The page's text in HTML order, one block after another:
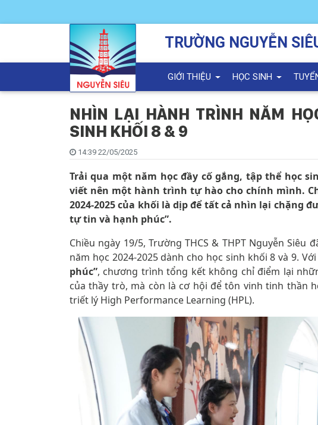
TRƯỜNG NGUYỄN
GIỚI THIỆU HỌC SINH
NHÌN LẠI HÀNH TRÌNH NĂM
SINH KHỐI 8 & 9
14:39 22/05/2025
Trải qua một năm học đầy cố gắng, tập thể học
viết nên một hành trình tự hào cho chính mình.
2024-2025 của khối là dịp để tất cả nhìn lại chặng
tự tin và hạnh phúc”.
Chiều ngày 19/5, Trường THCS & THPT Nguyễn
năm học 2024-2025 dành cho học sinh khối 8 và 9.
phúc”, chương trình tổng kết không chỉ điểm lại
của thầy trò, mà còn là cơ hội để tôn vinh tinh thần
triết lý High Performance Learning (HPL).